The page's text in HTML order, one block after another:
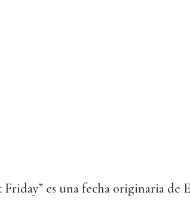
Friday” es una fecha originaria de